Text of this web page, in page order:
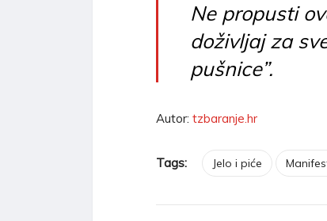
Ne propusti
doživljaj za
pušnice”.
Autor: tzbaranje.hr
Tags: Jelo i piće